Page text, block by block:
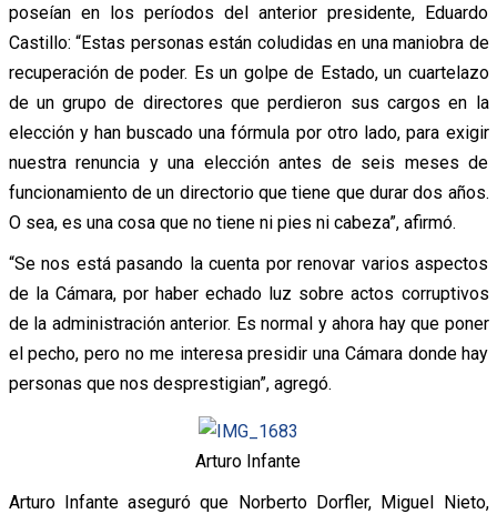
poseían en los períodos del anterior presidente, Eduardo
Castillo: “Estas personas están coludidas en una maniobra de
recuperación de poder. Es un golpe de Estado, un cuartelazo
de un grupo de directores que perdieron sus cargos en la
elección y han buscado una fórmula por otro lado, para exigir
nuestra renuncia y una elección antes de seis meses de
funcionamiento de un directorio que tiene que durar dos años.
O sea, es una cosa que no tiene ni pies ni cabeza”, afirmó.
“Se nos está pasando la cuenta por renovar varios aspectos
de la Cámara, por haber echado luz sobre actos corruptivos
de la administración anterior. Es normal y ahora hay que poner
el pecho, pero no me interesa presidir una Cámara donde hay
personas que nos desprestigian”, agregó.
Arturo Infante
Arturo Infante aseguró que Norberto Dorfler, Miguel Nieto,